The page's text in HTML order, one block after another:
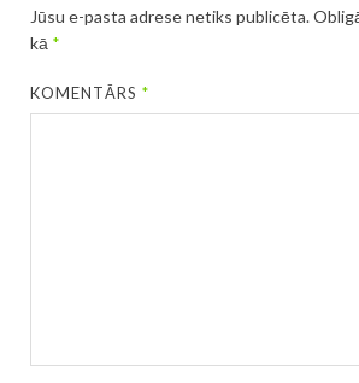
Jūsu e-pasta adrese netiks publicēta.
kā *
KOMENTĀRS*